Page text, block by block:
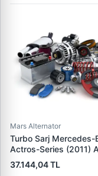
Mars Alternator
Turbo Sarj Mercedes-
Actros-Series (2011)
2048 Ls | NISSENS
OEM 4710903480
37.144,04 TL